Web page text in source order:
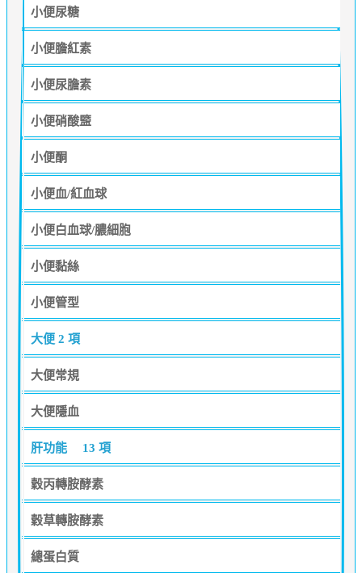
小便尿糖
小便膽紅素
小便尿膽素
小便硝酸盬
小便酮
小便血/紅血球
小便白血球/膿細胞
小便黏絲
小便管型
大便 2 項
大便常規
大便隱血
肝功能 13 項
穀丙轉胺酵素
穀草轉胺酵素
總蛋白質